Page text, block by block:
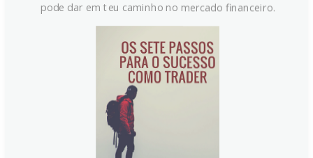
Dólar Neozelandês em Baixa
com Demanda por Ativos
Seguros Impulsionando o Dólar
O Dólar Neozelandês (NZD) perdeu força frente ao
Dólar Americano (USD) em meio ao aumento da
aversão ao risco global. Tensões geopolíticas e
pode dar em teu caminho no mercado financeiro.